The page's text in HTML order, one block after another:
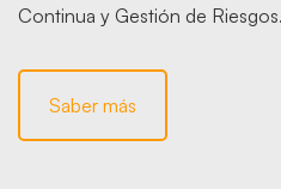
Continua y Gestión de Riesgos.
Saber más